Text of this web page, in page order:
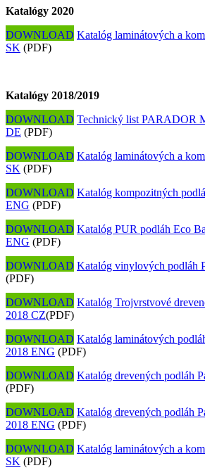
Katalógy 2020
DOWNLOAD Katalóg laminátových a
SK (PDF)
Katalógy 2018/2019
DOWNLOAD Technický list PARADOR
DE (PDF)
DOWNLOAD Katalóg laminátových a
SK (PDF)
DOWNLOAD Katalóg kompozitných
ENG (PDF)
DOWNLOAD Katalóg PUR podláh Eco
ENG (PDF)
DOWNLOAD Katalóg vinylových podláh
(PDF)
DOWNLOAD Katalóg Trojvrstvové
2018 CZ(PDF)
DOWNLOAD Katalóg laminátových
2018 ENG (PDF)
DOWNLOAD Katalóg drevených podláh
(PDF)
DOWNLOAD Katalóg drevených podláh
2018 ENG (PDF)
DOWNLOAD Katalóg laminátových a
SK (PDF)